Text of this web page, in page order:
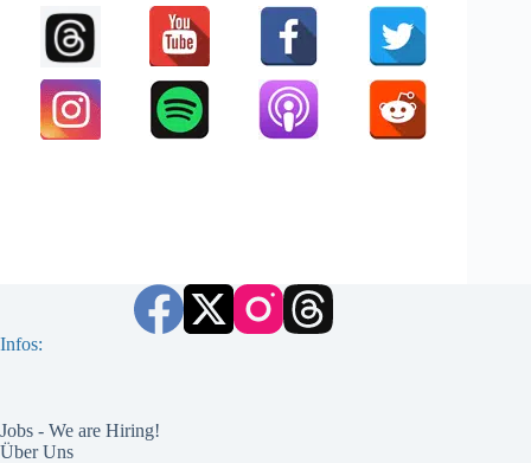
Infos:
Jobs - We are Hiring!
Über Uns